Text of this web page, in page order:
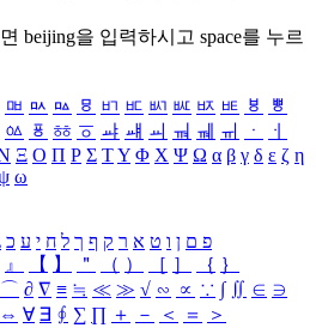
beijing을 입력하시고 space를 누르
ㅮ ㅯ ㅰ ㅱ ㅲ ㅳ ㅴ ㅵ ㅶ ㅷ ㅸ
ㅹ
ㆃ ㆄ ㆅ ㆆ ㆇ ㆈ ㆉ ㆊ ㆋ ㆌ ㆍ
ㆎ
Ξ Ο Π Ρ Σ ΤΥ Φ Χ Ψ Ω α β γ δ ε ζ η
ω
פ ם ן ו ט א ר ק ף ך ל ח י ע כ
』 【 】 ＂ （ ） ［ ］ ｛ ｝
⌒ ∂ ∇ ≡ ≒ ≪ ≫ √ ∽ ∝ ∵ ∫ ∬ ∈ ∋
⇔ ∀ ∃ ∮ ∑ ∏ ＋ － ＜ ＝
＞